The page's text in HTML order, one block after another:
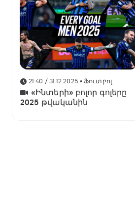
21:40 / 31.12.2025 • Ֆուտբոլ
«Ինտերի» բոլոր գոլերը
2025 թվականին